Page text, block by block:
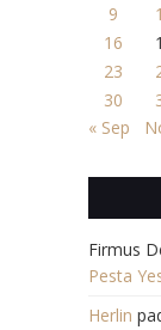
9
16
23
30
« Sep
Firmus
Pesta
Herlin